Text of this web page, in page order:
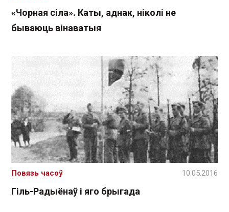
«Чорная сіла». Ка ты, аднак, ніколі не
бываюць вінаватыя
Гіль-Радыёнаў і яго брыгада
Повязь часоў 10.05.2016